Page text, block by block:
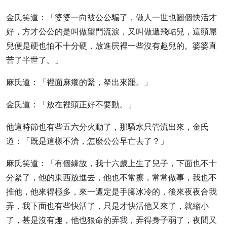
金氏笑道：「婆婆一向被公公騙了，做人一世也圖個快活才
好，方才公公的是叫做望門流淚，又叫做遞飛岵兒，這頭屌
兒便是硬也怕不十分硬，放進屄裡一些沒有趣兒的。婆婆直
苦了半世了。」
麻氏道：「裡面麻癢的緊，拏出來罷。」
金氏道：「放在裡頭正好不要動。」
他這時節也有些五六分火動了，那騷水只管流出來，金氏
道：「既是這樣不濟，怎麼公公早亡去了？」
麻氏笑道：「有個緣故，我十六歲上生了兒子，下面也不十
分緊了，他的東西放進去，他也不常擦，常常做事，我也不
推他，他來得極多，來一遭定是手腳冰冷的，後來夜夜合我
弄，我下面也有些快活了，只是才快活他又來了，就縮小
了，甚是沒有趣，他也狠命的弄我，弄得身子弱了，夜間又